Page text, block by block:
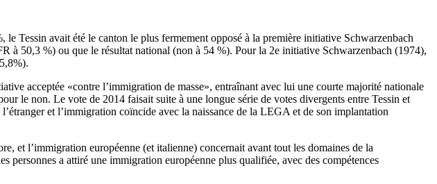
Tessin avait été le canton le plus fermement opposé à la première initiative Schwarzenbach
à 50,3 %) ou que le résultat national (non à 54 %). Pour la 2e initiative Schwarzenbach (1974),
acceptée «contre l’immigration de masse», entraînant avec lui une courte majorité nationale
le non. Le vote de 2014 faisait suite à une longue série de votes divergents entre Tessin et
et l’immigration coïncide avec la naissance de la LEGA et de son implantation
et l’immigration européenne (et italienne) concernait avant tout les domaines de la
a attiré une immigration européenne plus qualifiée, avec des compétences